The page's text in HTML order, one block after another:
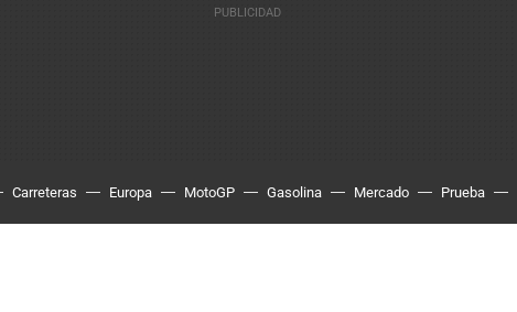
Carreteras Europa MotoGP Gasolina Mercado Prueba